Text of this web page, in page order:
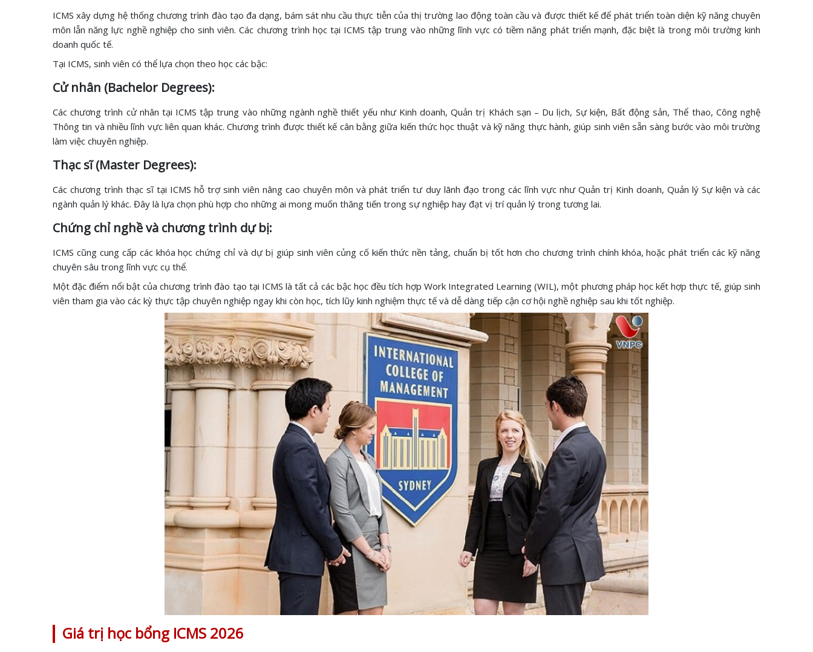
ICMS xây dựng hệ thống chương trình đào tạo đa dạng, bám sát nhu cầu thực tiễn của thị trường lao động toàn cầu và được thiết kế để phát triển toàn diện kỹ năng chuyên
môn lẫn năng lực nghề nghiệp cho sinh viên. Các chương trình học tại ICMS tập trung vào những lĩnh vực có tiềm năng phát triển mạnh, đặc biệt là trong môi trường kinh
doanh quốc tế.
Tại ICMS, sinh viên có thể lựa chọn theo học các bậc:
Cử nhân (Bachelor Degrees):
Các chương trình cử nhân tại ICMS tập trung vào những ngành nghề thiết yếu như Kinh doanh, Quản trị Khách sạn – Du lịch, Sự kiện, Bất động sản, Thể thao, Công nghệ
Thông tin và nhiều lĩnh vực liên quan khác. Chương trình được thiết kế cân bằng giữa kiến thức học thuật và kỹ năng thực hành, giúp sinh viên sẵn sàng bước vào môi trường
làm việc chuyên nghiệp.
Thạc sĩ (Master Degrees):
Các chương trình thạc sĩ tại ICMS hỗ trợ sinh viên nâng cao chuyên môn và phát triển tư duy lãnh đạo trong các lĩnh vực như Quản trị Kinh doanh, Quản lý Sự kiện và các
ngành quản lý khác. Đây là lựa chọn phù hợp cho những ai mong muốn thăng tiến trong sự nghiệp hay đạt vị trí quản lý trong tương lai.
Chứng chỉ nghề và chương trình dự bị:
ICMS cũng cung cấp các khóa học chứng chỉ và dự bị giúp sinh viên củng cố kiến thức nền tảng, chuẩn bị tốt hơn cho chương trình chính khóa, hoặc phát triển các kỹ năng
chuyên sâu trong lĩnh vực cụ thể.
Một đặc điểm nổi bật của chương trình đào tạo tại ICMS là tất cả các bậc học đều tích hợp Work Integrated Learning (WIL), một phương pháp học kết hợp thực tế, giúp sinh
viên tham gia vào các kỳ thực tập chuyên nghiệp ngay khi còn học, tích lũy kinh nghiệm thực tế và dễ dàng tiếp cận cơ hội nghề nghiệp sau khi tốt nghiệp.
Giá trị học bổng ICMS 2026